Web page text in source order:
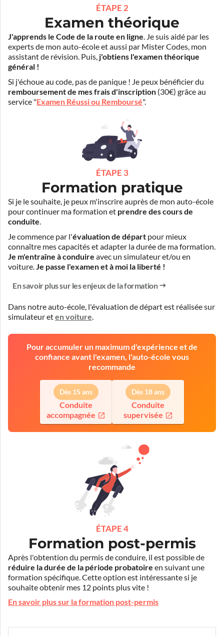
ÉTAPE 2
Examen théorique
J'apprends le Code de la route en ligne. Je suis aidé par les
experts de mon auto-école et aussi par Mister Codes, mon
assistant de révision. Puis, j'obtiens l'examen théorique
général !
Si j'échoue au code, pas de panique ! Je peux bénéficier du
remboursement de mes frais d'inscription (30€) grâce au
service "Examen Réussi ou Remboursé".
ÉTAPE 3
Formation pratique
Si je le souhaite, je peux m'inscrire auprès de mon auto-école
pour continuer ma formation et prendre des cours de
conduite.
Je commence par l'évaluation de départ pour mieux
connaître mes capacités et adapter la durée de ma formation.
Je m'entraîne à conduire avec un simulateur et/ou en
voiture. Je passe l'examen et à moi la liberté !
En savoir plus sur les enjeux de la formation
Dans notre auto-école, l'évaluation de départ est réaliséesur
simulateureten voiture
Pour accumuler un maximum d'expérience et de
confiance avant l'examen, l'auto-école vous
recommande
Dès 15 ans
Conduite
accompagnée
Dès 18 ans
Conduite
supervisée
ÉTAPE 4
Formation post-permis
Après l'obtention du permis de conduire, il est possible de
réduire la durée de la période probatoire en suivant une
formation spécifique. Cette option est intéressante si je
souhaite obtenir mes 12 points plus vite !
En savoir plus sur la formation post-permis